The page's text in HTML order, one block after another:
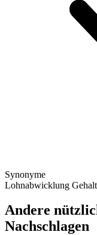
Synonyme
Lohnabwicklung
Andere
Nachschlagen